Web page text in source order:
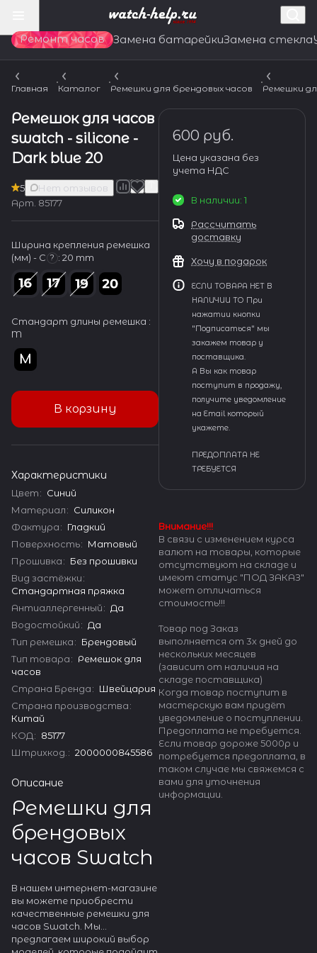
Ремонт часов Замена батарейкиЗамена стекла
Главная Каталог Ремешки для брендовых часов Ремешки
Ремешок для часов
swatch - silicone -
Dark blue 20
5
Нет отзывов
Арт. 85177
Ширина крепления ремешка
(мм) - С ? : 20 mm
Стандарт длины ремешка :
M
В корзину
Характеристики
Цвет: Синий
Материал: Силикон
Фактура: Гладкий
Поверхность: Матовый
Прошивка: Без прошивки
Вид застёжки:
Стандартная пряжка
Антиаллергенный: Да
Водостойкий: Да
Тип ремешка: Брендовый
Тип товара: Ремешок для
часов
Страна Бренда: Швейцария
Страна производства:
Китай
КОД: 85177
Штрихкод. : 2000000845586
Описание
Ремешки для
брендовых
часов Swatch
В нашем интернет-магазине
вы можете приобрести
качественные ремешки для
часов Swatch. Мы
предлагаем широкий выбор
600 руб.
Цена указана без
учета НДС
В наличии: 1
Рассчитать
доставку
Хочу в подарок
ЕСЛИ ТОВАРА НЕТ В
НАЛИЧИИ ТО При
нажатии кнопки
"Подписаться" мы
закажем товар у
поставщика.
А Вы как товар
поступит в продажу,
получите уведомление
на Email который
укажете.
ПРЕДОПЛАТА НЕ
ТРЕБУЕТСЯ
Внимание!!!
В связи с изменением курса
валют на товары, которые
отсутствуют на складе и
имеют статус "ПОД ЗАКАЗ"
может отличаться
стоимость!!!
Товар под Заказ
выполняется от 3х дней до
нескольких месяцев
(зависит от наличия на
складе поставщика)
Когда товар поступит в
мастерскую вам придёт
уведомление о поступлении.
Предоплата не требуется.
Если товар дороже 5000р и
потребуется предоплата, в
таком случае мы свяжемся с
вами для уточнения
информации.